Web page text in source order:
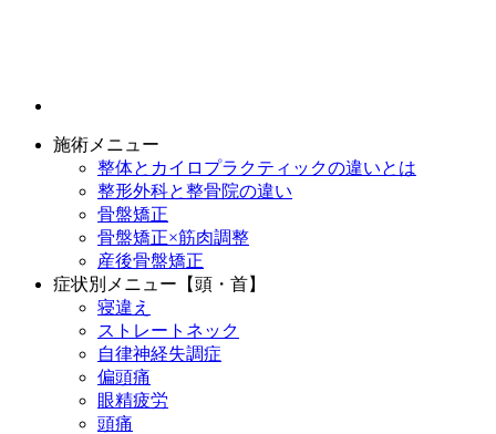
施術メニュー
整体とカイロプラクティックの違いとは
整形外科と整骨院の違い
骨盤矯正
骨盤矯正×筋肉調整
産後骨盤矯正
症状別メニュー【頭・首】
寝違え
ストレートネック
自律神経失調症
偏頭痛
眼精疲労
頭痛